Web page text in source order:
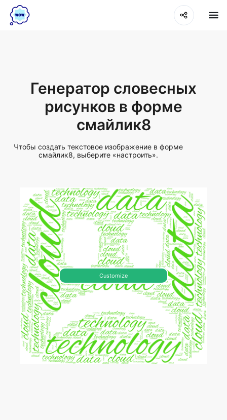
Генератор словесных
рисунков в форме
смайлик8
Чтобы создать текстовое изображение в форме
смайлик8, выберите «настроить».
Customize